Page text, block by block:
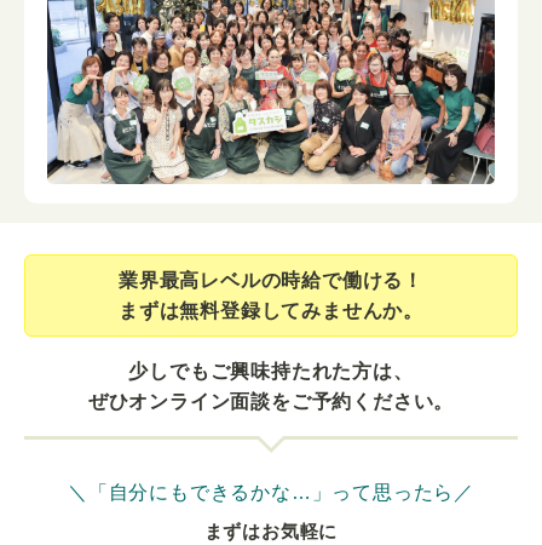
業界最⾼レベルの時給で働ける！
まずは無料登録してみませんか。
少しでもご興味持たれた方は、
ぜひオンライン面談をご予約ください。
＼「自分にもできるかな…」って思ったら／
まずはお気軽に